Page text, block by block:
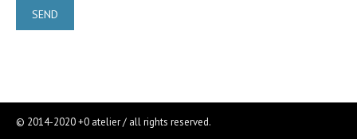
© 2014-2020 +0 atelier / all rights reserved.